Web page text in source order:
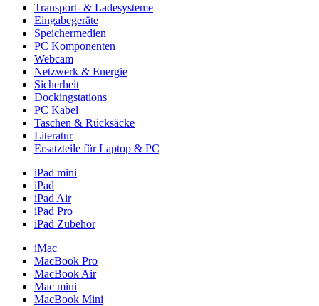
Transport- & Ladesysteme
Eingabegeräte
Speichermedien
PC Komponenten
Webcam
Netzwerk & Energie
Sicherheit
Dockingstations
PC Kabel
Taschen & Rücksäcke
Literatur
Ersatzteile für Laptop & PC
iPad mini
iPad
iPad Air
iPad Pro
iPad Zubehör
iMac
MacBook Pro
MacBook Air
Mac mini
MacBook Mini